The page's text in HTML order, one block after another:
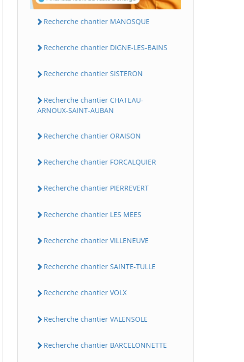
Recherche chantier MANOSQUE
Recherche chantier DIGNE-LES-BAINS
Recherche chantier SISTERON
Recherche chantier CHATEAU-
ARNOUX-SAINT-AUBAN
Recherche chantier ORAISON
Recherche chantier FORCALQUIER
Recherche chantier PIERREVERT
Recherche chantier LES MEES
Recherche chantier VILLENEUVE
Recherche chantier SAINTE-TULLE
Recherche chantier VOLX
Recherche chantier VALENSOLE
Recherche chantier BARCELONNETTE